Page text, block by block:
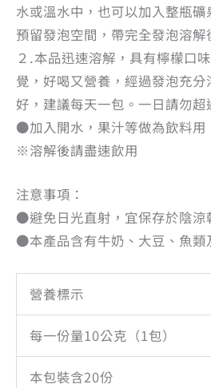
水或溫水中，也可以加入整瓶礦
預留發泡空間，帶完全發泡溶解
２.本品迅速溶解，具有檸檬口
覺，好喝又營養，經過發泡充
好，建議每天一包。一日請勿超
●加入開水，果汁等做為飲料用
※溶解後請盡速飲用
注意事項：
●避免日光直射，宜保存於陰涼
●本產品含有牛奶、大豆、魚類
營養標示
每一份量10公克（1包）
本包裝含20份